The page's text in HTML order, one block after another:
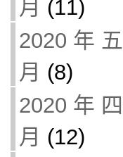
月 (11)
2020 年 五
月 (8)
2020 年 四
月 (12)